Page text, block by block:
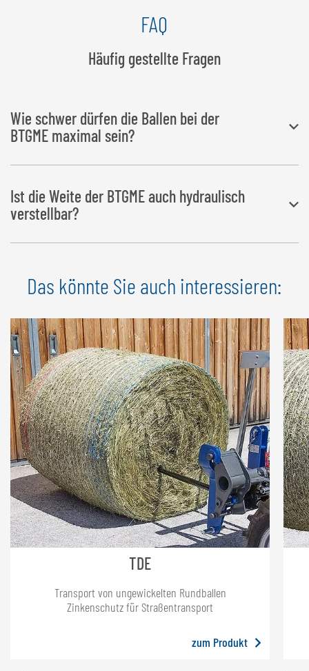
gleichzeitig (max. Ballendurchmesser 1,60 m) Verstärkte Zinken (Ø:
42 mm, Länge 1.100 mm) Nutzlast: max. 1.500 kg
FAQ
Häufig gestellte Fragen
Wie schwer dürfen die Ballen bei der
BTGME maximal sein?
Das Maximalgewicht der Ballen liegt bei 1.800 kg.
Ist die Weite der BTGME auch hydraulisch
verstellbar?
mm-Schritten mechanisch verstellen.
Das könnte Sie auch interessieren:
TDE
Transport von ungewickelten Rundballen
Zinkenschutz für Straßentransport
zum Produkt